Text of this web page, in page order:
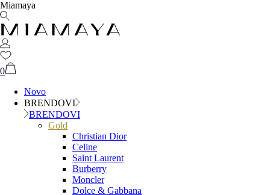
Miamaya
0
Novo
BRENDOVI
BRENDOVI
Gold
Christian Dior
Celine
Saint Laurent
Burberry
Moncler
Dolce & Gabbana